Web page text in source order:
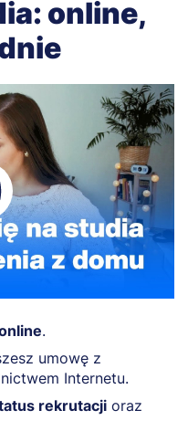
online,
.
umowę z
Internetu.
rekrutacji oraz